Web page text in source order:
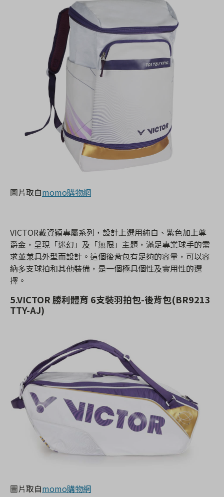
圖片取自momo購物網
VICTOR戴資穎專屬系列，設計上選用純白、紫色加上尊
爵金，呈現「迷幻」及「無限」主題，滿足專業球手的需
求並兼具外型而設計。這個後背包有足夠的容量，可以容
納多支球拍和其他裝備，是一個極具個性及實用性的選
擇。
5.VICTOR 勝利體育 6支裝羽拍包-後背包(BR9213
TTY-AJ)
圖片取自momo購物網